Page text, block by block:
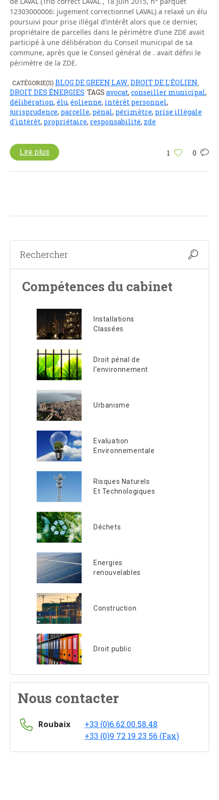
12303000006: jugement correctionnel LAVAL) a relaxé un élu
poursuivi pour prise illégal d’intérêt alors que ce dernier,
propriétaire de parcelles dans le périmètre d’une ZDE avait
participé à une délibération du Conseil municipal de sa
commune, après que le Conseil général de . avait défini le
périmètre de la ZDE.
CATÉGORIE(S) BLOG DE GREEN LAW DROIT DE L'ÉOLIEN
DROIT DES ÉNERGIES TAGS avocat, conseiller municipal,
délibération, élu, éolienne, intérêt personnel,
jurisprudence, parcelle, pénal, périmètre, prise illégale
d'intérêt, propriétaire, responsabilité, zde
1 0
Lire plus
Compétences du cabinet
Installations
Classées
Droit pénal de
l’environnement
Urbanisme
Evaluation
Environnementale
Risques Naturels
Et Technologiques
Déchets
Energies
renouvelables
Construction
Droit public
Nous contacter
Roubaix
+33 (0)6.62.00.58.48
+33 (0)9 72 19 23 56 (Fax)